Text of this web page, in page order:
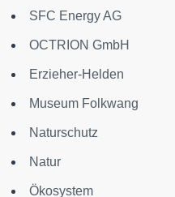
SFC Energy AG
OCTRION GmbH
Erzieher-Helden
Museum Folkwang
Naturschutz
Natur
Ökosystem